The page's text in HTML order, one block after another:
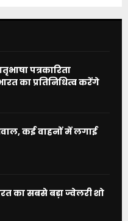
पत्रकारिता
का प्रतिनिधित्व करेंगे
कई वाहनों में लगाई
का सबसे बड़ा ज्वेलरी शो